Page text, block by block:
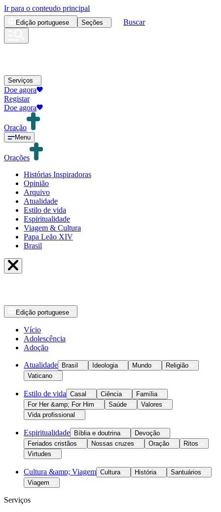
Ir para o conteudo principal
Edição portuguese Seções Buscar
Serviços
Doe agora
Registar
Doe agora
Oração
Menu
Orações
Histórias Inspiradoras
Opinião
Arquivo
Atualidade
Estilo de vida
Espiritualidade
Viagem & Cultura
Papa Leão XIV
Brasil
Edição portuguese
Vício
Adolescência
Adoção
Atualidade Brasil Ideologia Mundo
Religião
Vaticano
Estilo de vida Casal Ciência
Família
For Her &amp; For Him
Saúde
Valores
Vida profissional
Espiritualidade Bíblia e doutrina
Devoção
Feriados cristãos
Nossas cruzes Oração
Ritos
Virtudes
Cultura &amp; Viagem Cultura História
Santuários
Viagem
Serviços